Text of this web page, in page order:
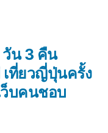
วัน 3 คืน
ที่ยวญี่ปุ่นครั้ง
ว็บคนชอบ